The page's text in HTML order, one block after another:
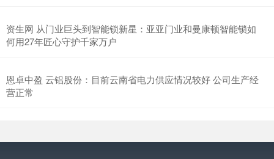
资生网 从门业巨头到智能锁新星：亚亚门业和曼康顿智能锁如
何用27年匠心守护千家万户
恩卓中盈 云铝股份：目前云南省电力供应情况较好 公司生产经
营正常